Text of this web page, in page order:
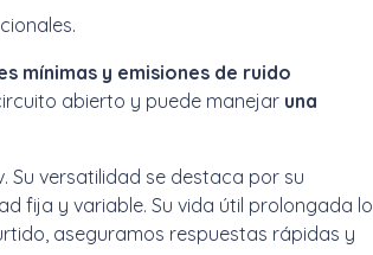
mínimas y emisiones de ruido
abierto y puede manejar una
Su versatilidad se destaca por su
fija y variable. Su vida útil prolongada lo
aseguramos respuestas rápidas y